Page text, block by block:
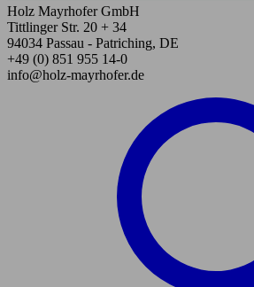
Holz Mayrhofer GmbH
Tittlinger Str. 20 + 34
94034 Passau - Patriching, DE
+49 (0) 851 955 14-0
info@holz-mayrhofer.de